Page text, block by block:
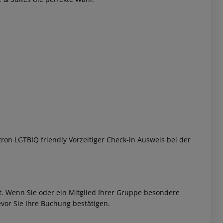
LGTBIQ friendly Vorzeitiger Check-in Ausweis bei der
Sie oder ein Mitglied Ihrer Gruppe besondere
Sie Ihre Buchung bestätigen.